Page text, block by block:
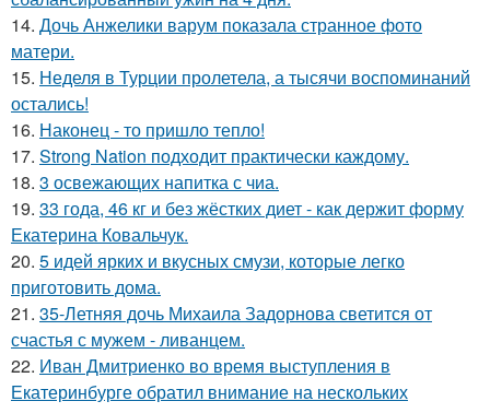
14. Дочь Анжелики варум показала странное фото
матери.
15. Неделя в Турции пролетела, а тысячи воспоминаний
остались!
16. Наконец - то пришло тепло!
17. Strong Nation подходит практически каждому.
18. 3 освежающих напитка с чиа.
19. 33 года, 46 кг и без жёстких диет - как держит форму
Екатерина Ковальчук.
20. 5 идей ярких и вкусных смузи, которые легко
приготовить дома.
21. 35-Летняя дочь Михаила Задорнова светится от
счастья с мужем - ливанцем.
22. Иван Дмитриенко во время выступления в
Екатеринбурге обратил внимание на нескольких